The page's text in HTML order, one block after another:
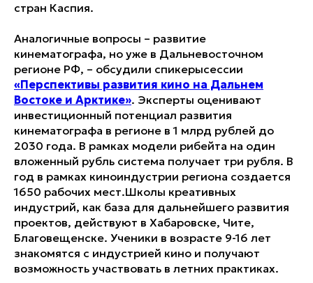
стран Каспия.
Аналогичные вопросы – развитие
кинематографа, но уже в Дальневосточном
регионе РФ, – обсудили спикерысессии
«Перспективы развития кино на Дальнем
Востоке и Арктике». Эксперты оценивают
инвестиционный потенциал развития
кинематографа в регионе в 1 млрд рублей до
2030 года. В рамках модели рибейта на один
вложенный рубль система получает три рубля. В
год в рамках киноиндустрии региона создается
1650 рабочих мест.Школы креативных
индустрий, как база для дальнейшего развития
проектов, действуют в Хабаровске, Чите,
Благовещенске. Ученики в возрасте 9-16 лет
знакомятся с индустрией кино и получают
возможность участвовать в летних практиках.